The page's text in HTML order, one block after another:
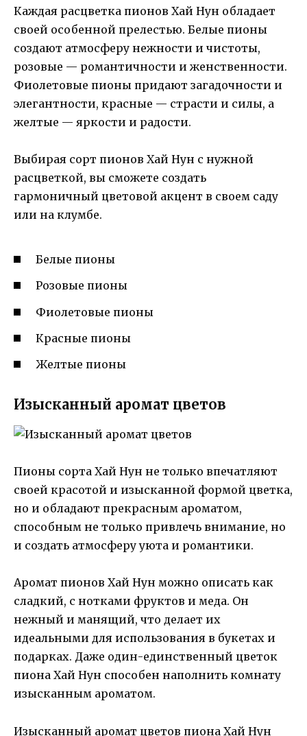
Каждая расцветка пионов Хай Нун обладает
своей особенной прелестью. Белые пионы
создают атмосферу нежности и чистоты,
розовые — романтичности и женственности.
Фиолетовые пионы придают загадочности и
элегантности, красные — страсти и силы, а
желтые — яркости и радости.
Выбирая сорт пионов Хай Нун с нужной
расцветкой, вы сможете создать
гармоничный цветовой акцент в своем саду
или на клумбе.
Белые пионы
Розовые пионы
Фиолетовые пионы
Красные пионы
Желтые пионы
Изысканный аромат цветов
Пионы сорта Хай Нун не только впечатляют
своей красотой и изысканной формой цветка,
но и обладают прекрасным ароматом,
способным не только привлечь внимание, но
и создать атмосферу уюта и романтики.
Аромат пионов Хай Нун можно описать как
сладкий, с нотками фруктов и меда. Он
нежный и манящий, что делает их
идеальными для использования в букетах и
подарках. Даже один-единственный цветок
пиона Хай Нун способен наполнить комнату
изысканным ароматом.
Изысканный аромат цветов пиона Хай Нун